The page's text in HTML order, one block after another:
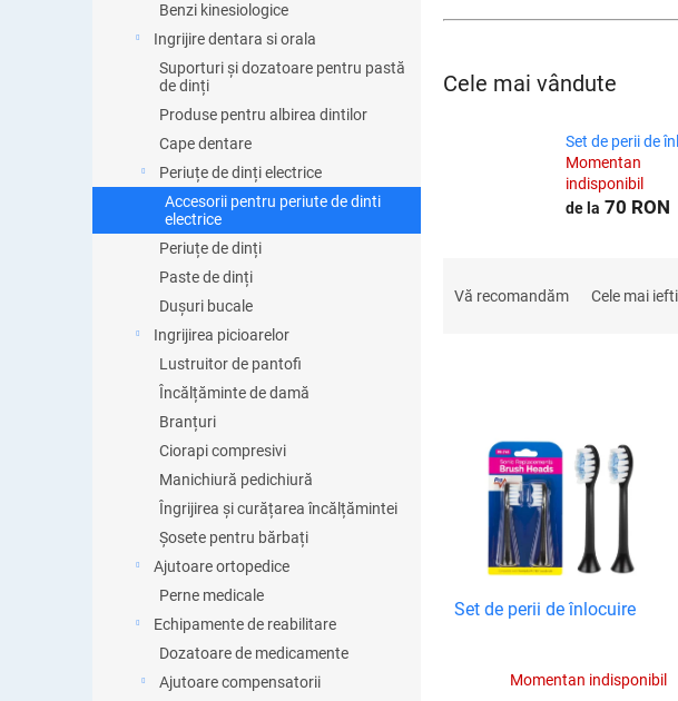
Benzi kinesiologice
Ingrijire dentara si orala
Suporturi și dozatoare pentru pastă
de dinți
Produse pentru albirea dintilor
Cape dentare
Periuțe de dinți electrice
Accesorii pentru periute de dinti
electrice
Periuțe de dinți
Paste de dinți
Dușuri bucale
Ingrijirea picioarelor
Lustruitor de pantofi
Încălțăminte de damă
Branțuri
Ciorapi compresivi
Manichiură pedichiură
Îngrijirea și curățarea încălțămintei
Șosete pentru bărbați
Ajutoare ortopedice
Perne medicale
Echipamente de reabilitare
Dozatoare de medicamente
Ajutoare compensatorii
Cele mai vândute
Set de perii de
Momentan
indisponibil
de la 70 RON
Vă recomandăm Cele mai
Set de perii de înlocuire
Momentan indisponibil